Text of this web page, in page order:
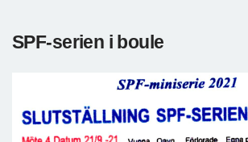
SPF-serien i boule